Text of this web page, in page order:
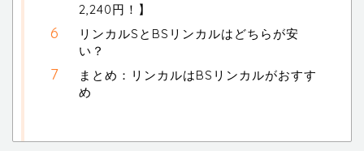
2,240円！】
リンカルSとBSリンカルはどちらが安
い？
まとめ：リンカルはBSリンカルがおすす
め